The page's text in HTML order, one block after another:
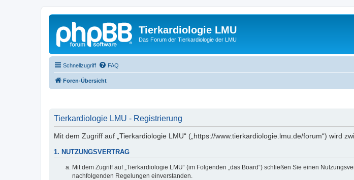
Tierkardiologie LMU
Das Forum der Tierkardiologie der LMU
Schnellzugriff FAQ
Foren-Übersicht
Tierkardiologie LMU - Registrierung
Mit dem Zugriff auf „Tierkardiologie LMU“ („https://www.tierkardiologie.lmu.de/forum“) wird
1. NUTZUNGSVERTRAG
Mit dem Zugriff auf „Tierkardiologie LMU“ (im Folgenden „das Board“) schließen Sie einen
nachfolgenden Regelungen einverstanden.